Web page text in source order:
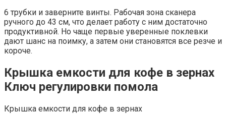
6 трубки и заверните винты. Рабочая зона сканера
ручного до 43 см, что делает работу с ним достаточно
продуктивной. Но чаще первые уверенные поклевки
дают шанс на поимку, а затем они становятся все резче и
короче.
Крышка емкости для кофе в зернах
Ключ регулировки помола
Крышка емкости для кофе в зернах